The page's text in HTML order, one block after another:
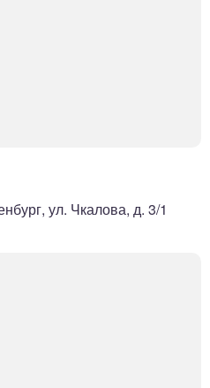
ул. Чкалова, д. 3/1